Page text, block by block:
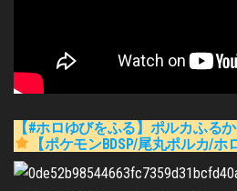
【#ホロゆびをふる】ポルカふる
【ポケモンBDSP/尾丸ポルカ/ホ